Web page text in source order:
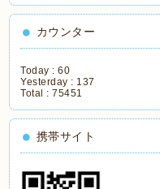
カウンター
Today :60
Yesterday : 137
Total :75451
携帯サイト